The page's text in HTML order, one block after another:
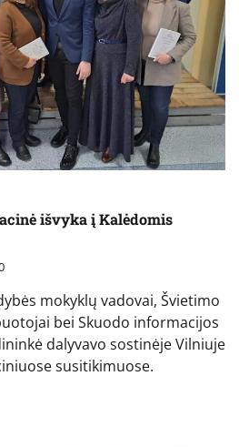
išvyka į Kalėdomis
mokyklų vadovai, Švietimo
bei Skuodo informacijos
dalyvavo sostinėje Vilniuje
susitikimuose.